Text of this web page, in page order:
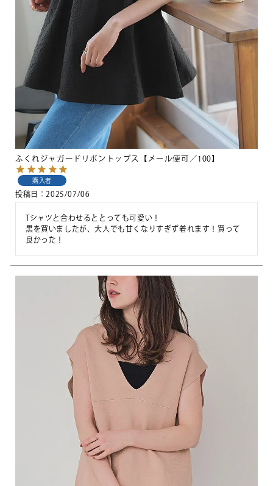
ふくれジャガードリボントップス【メール便可／100】
購入者
投稿日 2025/07/06
Tシャツと合わせるととっても可愛い！
黒を買いましたが、大人でも甘くなりすぎず着れます！買って
良かった！